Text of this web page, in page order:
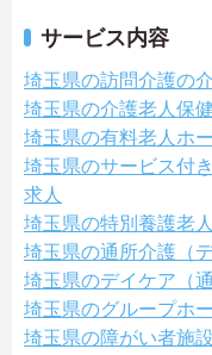
サービス内容
埼玉県の訪問介護の
埼玉県の介護老人保
埼玉県の有料老人ホ
埼玉県のサービス付
求人
埼玉県の特別養護老
埼玉県の通所介護（
埼玉県のデイケア（
埼玉県のグループホ
埼玉県の障がい者施